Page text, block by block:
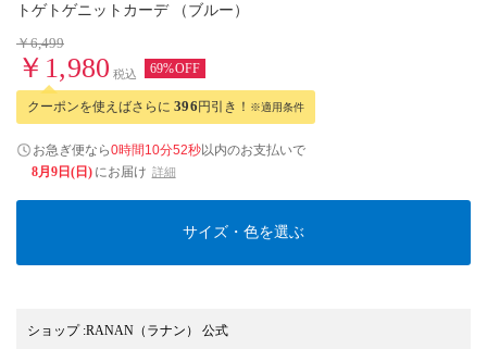
トゲトゲニットカーデ （ブルー）
￥6,499
￥1,980 税込 69%OFF
クーポンを使えばさらに 396円引き！ ※適用条件
お急ぎ便なら0時間10分51秒以内のお支払いで
8月9日(日) にお届け 詳細
サイズ・色を選ぶ
ショップ:RANAN（ラナン） 公式